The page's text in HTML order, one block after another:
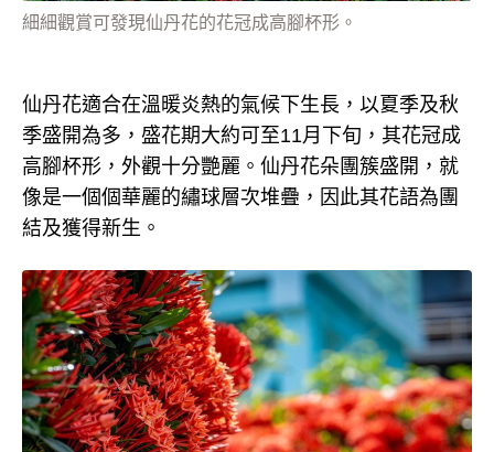
細細觀賞可發現仙丹花的花冠成高腳杯形。
仙丹花適合在溫暖炎熱的氣候下生長，以夏季及秋
季盛開為多，盛花期大約可至11月下旬，其花冠成
高腳杯形，外觀十分艷麗。仙丹花朵團簇盛開，就
像是一個個華麗的繡球層次堆疊，因此其花語為團
結及獲得新生。